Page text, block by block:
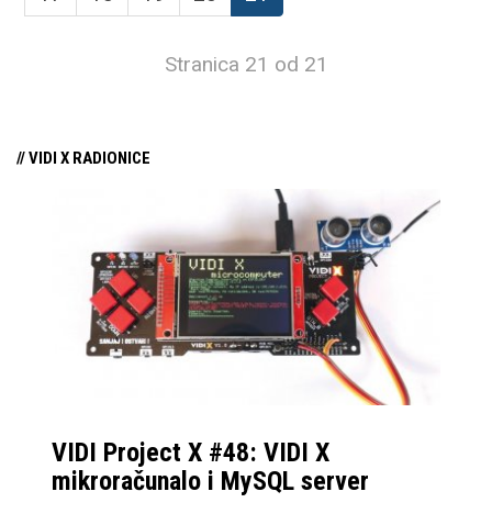
Stranica 21 od 21
// VIDI X RADIONICE
VIDI Project X #48: VIDI X
mikroračunalo i MySQL server